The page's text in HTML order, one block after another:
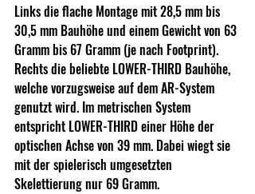
Links die flache Montage mit 28,5 mm bis
30,5 mm Bauhöhe und einem Gewicht von 63
Gramm bis 67 Gramm (je nach Footprint).
Rechts die beliebte LOWER-THIRD Bauhöhe,
welche vorzugsweise auf dem AR-System
genutzt wird. Im metrischen System
entspricht LOWER-THIRD einer Höhe der
optischen Achse von 39 mm. Dabei wiegt sie
mit der spielerisch umgesetzten
Skelettierung nur 69 Gramm.